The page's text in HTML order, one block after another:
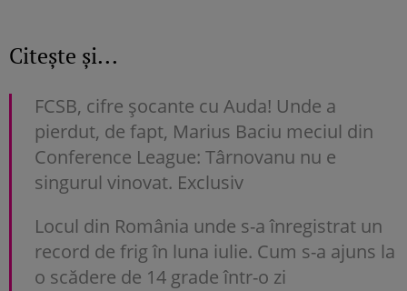
Citește și...
FCSB, cifre șocante cu Auda! Unde a
pierdut, de fapt, Marius Baciu meciul din
Conference League: Târnovanu nu e
singurul vinovat. Exclusiv
Locul din România unde s-a înregistrat un
record de frig în luna iulie. Cum s-a ajuns la
o scădere de 14 grade într-o zi